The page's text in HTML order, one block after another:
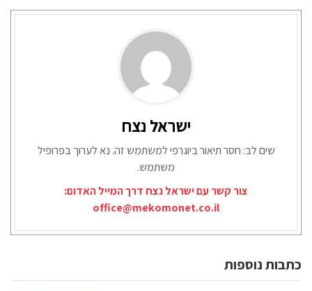
ישראל נצח
שים לב: חסר תיאור ביוגרפי למשתמש זה. נא לערוך בפרופיל
משתמש.
צור קשר עם ישראל נצח דרך המייל האדום:
office@mekomonet.co.il
כתבות נוספות